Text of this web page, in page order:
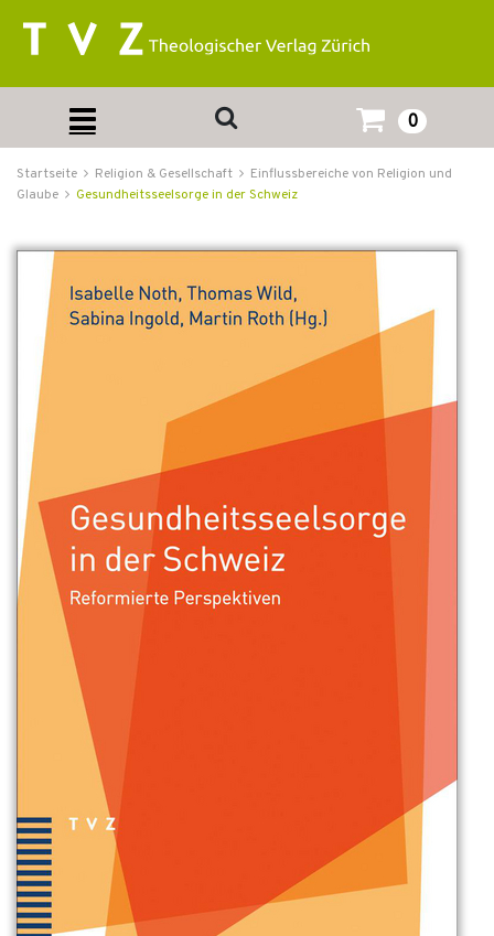
0
Startseite Religion & Gesellschaft
Einflussbereiche von Religion und
Glaube
Gesundheitsseelsorge in der Schweiz